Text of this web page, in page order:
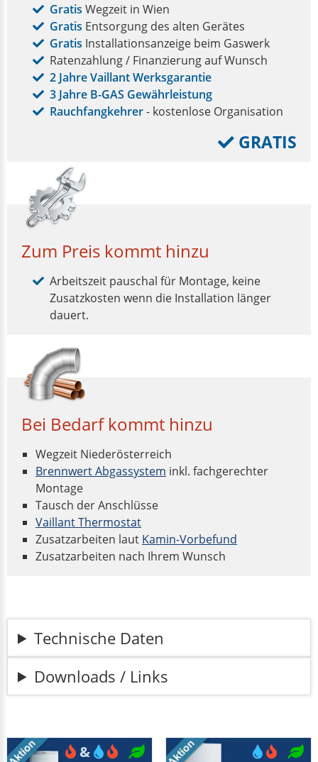
Gratis Wegzeit in Wien
Gratis Entsorgung des alten Gerätes
Gratis Installationsanzeige beim Gaswerk
Ratenzahlung / Finanzierung auf Wunsch
2 Jahre Vaillant Werksgarantie
3 Jahre B-GAS Gewährleistung
Rauchfangkehrer- kostenlose Organisation
GRATIS
Zum Preis kommt hinzu
Arbeitszeit pauschal für Montage, keine
Zusatzkosten wenn die Installation länger
dauert.
Bei Bedarf kommt hinzu
Wegzeit Niederösterreich
Brennwert Abgassystem inkl. fachgerechter
Montage
Tausch der Anschlüsse
Vaillant Thermostat
Zusatzarbeiten laut Kamin-Vorbefund
Zusatzarbeiten nach Ihrem Wunsch
Technische Daten
Downloads / Links
&